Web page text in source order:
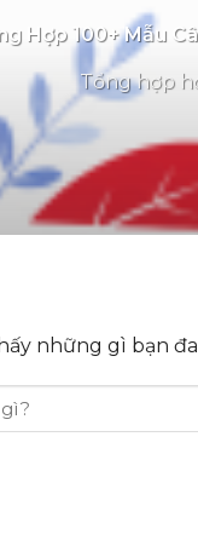
Hợp 100+ Mẫu
Tổng hợp
những gì bạn